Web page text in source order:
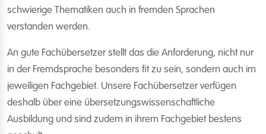
schwierige Thematiken auch in fremden Sprachen
verstanden werden.
An gute Fachübersetzer stellt das die Anforderung, nicht nur
in der Fremdsprache besonders fit zu sein, sondern auch im
jeweiligen Fachgebiet. Unsere Fachübersetzer verfügen
deshalb über eine übersetzungswissenschaftliche
Ausbildung und sind zudem in ihrem Fachgebiet bestens